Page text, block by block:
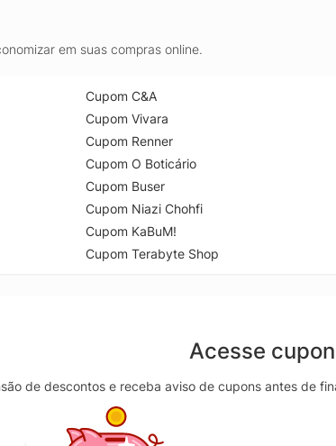
em suas compras online.
Cupom C&A
Cupom Vivara
Cupom Renner
Cupom O Boticário
Cupom Buser
Cupom Niazi Chohfi
Cupom KaBuM!
Cupom Terabyte Shop
Acesse
de descontos e receba aviso de cupons antes de